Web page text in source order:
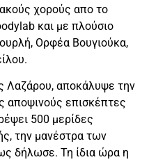
χορούς απο το
και με πλούσιο
Ορφέα Βουγιούκα,
Λαζάρου, αποκάλυψε την
αποψινούς επισκέπτες
500 μερίδες
την μανέστρα των
δήλωσε. Τη ίδια ώρα η